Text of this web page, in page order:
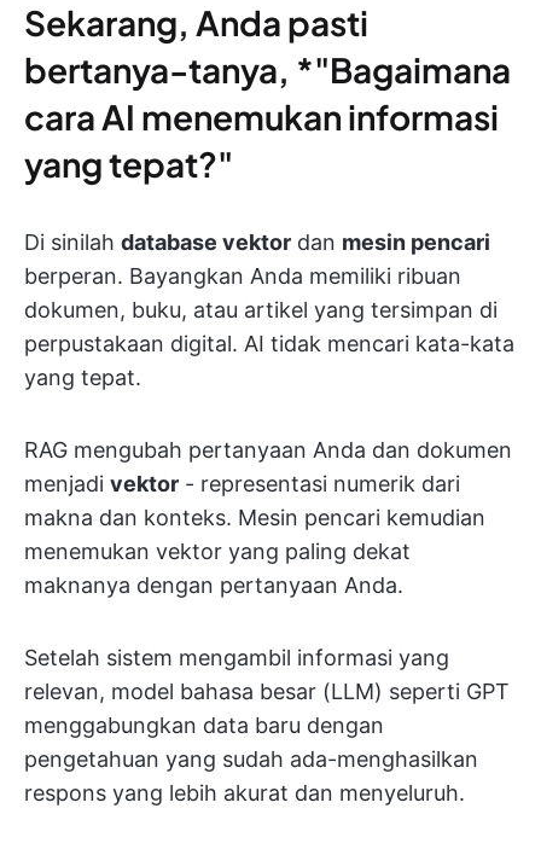
Sekarang, Anda pasti
bertanya-tanya, *"Bagaimana
cara AI menemukan informasi
yang tepat?"
Di sinilah database vektor dan mesin pencari
berperan. Bayangkan Anda memiliki ribuan
dokumen, buku, atau artikel yang tersimpan di
perpustakaan digital. AI tidak mencari kata-kata
yang tepat.
RAG mengubah pertanyaan Anda dan dokumen
menjadi vektor - representasi numerik dari
makna dan konteks. Mesin pencari kemudian
menemukan vektor yang paling dekat
maknanya dengan pertanyaan Anda.
Setelah sistem mengambil informasi yang
relevan, model bahasa besar (LLM) seperti GPT
menggabungkan data baru dengan
pengetahuan yang sudah ada-menghasilkan
respons yang lebih akurat dan menyeluruh.